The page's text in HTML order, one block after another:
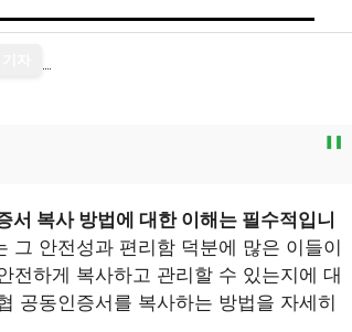
서 복사 방법에 대한 이해는 필수적입니
그 안전성과 편리함 덕분에 많은 이들이
전하게 복사하고 관리할 수 있는지에 대
공동인증서를 복사하는 방법을 자세히